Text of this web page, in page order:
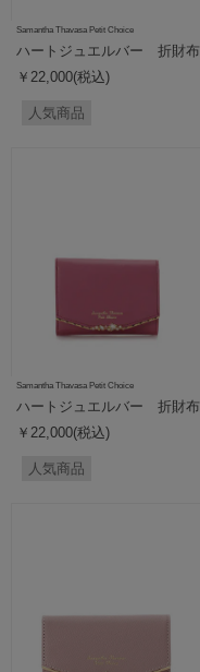
Samantha Thavasa Petit Choice
ハートジュエルバー 折財布
￥22,000(税込)
人気商品
Samantha Thavasa Petit Choice
ハートジュエルバー 折財布
￥22,000(税込)
人気商品